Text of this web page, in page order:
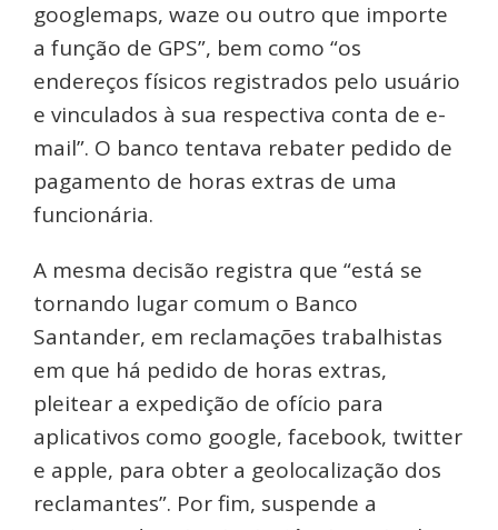
googlemaps, waze ou outro que importe
a função de GPS”, bem como “os
endereços físicos registrados pelo usuário
e vinculados à sua respectiva conta de e-
mail”. O banco tentava rebater pedido de
pagamento de horas extras de uma
funcionária.
A mesma decisão registra que “está se
tornando lugar comum o Banco
Santander, em reclamações trabalhistas
em que há pedido de horas extras,
pleitear a expedição de ofício para
aplicativos como google, facebook, twitter
e apple, para obter a geolocalização dos
reclamantes”. Por fim, suspende a